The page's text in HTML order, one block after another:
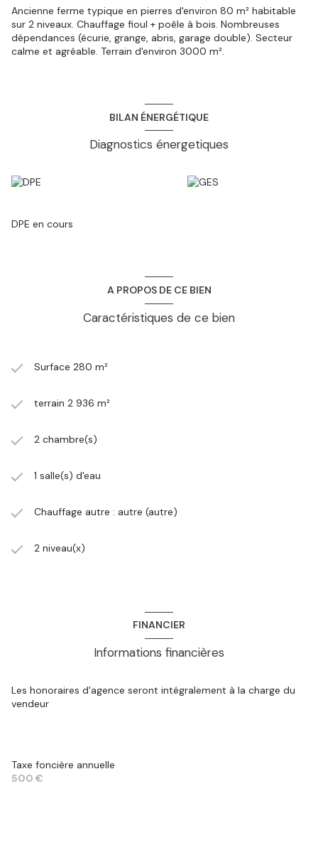
Ancienne ferme typique en pierres d'environ 80 m² habitable
sur 2 niveaux. Chauffage fioul + poêle à bois. Nombreuses
dépendances (écurie, grange, abris, garage double). Secteur
calme et agréable. Terrain d'environ 3000 m².
BILAN ÉNERGÉTIQUE
Diagnostics énergetiques
DPE en cours
A PROPOS DE CE BIEN
Caractéristiques de ce bien
Surface 280 m²
terrain 2 936 m²
2 chambre(s)
1 salle(s) d'eau
Chauffage autre : autre (autre)
2 niveau(x)
FINANCIER
Informations financières
Les honoraires d'agence seront intégralement à la charge du
vendeur
Taxe foncière annuelle
500 €